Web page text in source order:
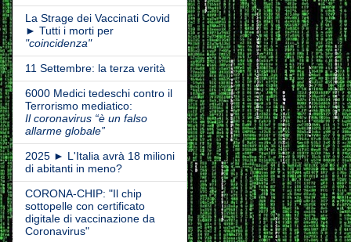
La Strage dei Vaccinati Covid
► Tutti i morti per
"coincidenza"
11 Settembre: la terza verità
6000 Medici tedeschi contro il
Terrorismo mediatico:
Il coronavirus “è un falso
allarme globale”
2025 ► L'Italia avrà 18 milioni
di abitanti in meno?
CORONA-CHIP: "Il chip
sottopelle con certificato
digitale di vaccinazione da
Coronavirus"